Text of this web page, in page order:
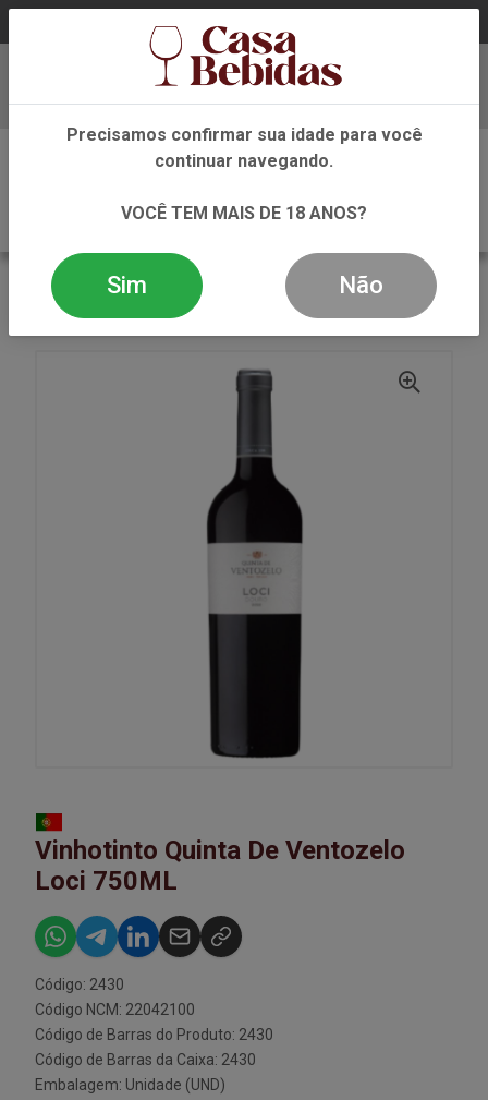
Baixe já nosso APP
VOLTAR
VINHO
TINTO
VINHOTINTO QUINTA DE VENTOZELO LOCI 750ML
Vinhotinto Quinta De Ventozelo
Loci 750ML
Código: 2430
Código NCM: 22042100
Código de Barras do Produto: 2430
Código de Barras da Caixa: 2430
Embalagem: Unidade (UND)
Precisamos confirmar sua idade para você
continuar navegando.
VOCÊ TEM MAIS DE 18 ANOS?
Sim Não